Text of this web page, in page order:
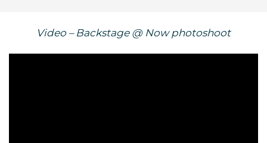
Video – Backstage @ Now photoshoot